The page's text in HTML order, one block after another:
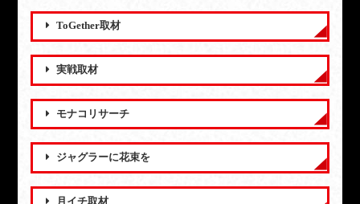
ToGether取材
実戦取材
モナコリサーチ
ジャグラーに花束を
月イチ取材